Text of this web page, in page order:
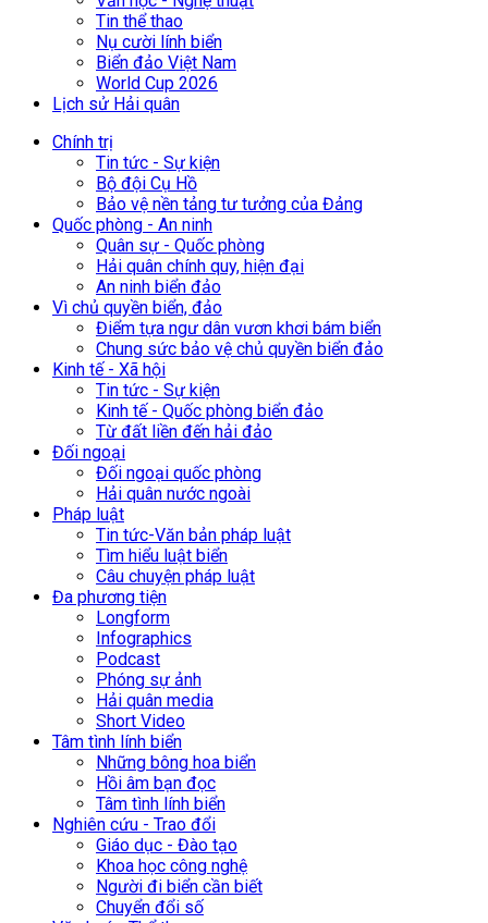
Tin thể thao
Nụ cười lính biển
Biển đảo Việt Nam
World Cup 2026
Lịch sử Hải quân
Chính trị
Tin tức - Sự kiện
Bộ đội Cụ Hồ
Bảo vệ nền tảng tư tưởng của Đảng
Quốc phòng - An ninh
Quân sự - Quốc phòng
Hải quân chính quy, hiện đại
An ninh biển đảo
Vì chủ quyền biển, đảo
Điểm tựa ngư dân vươn khơi bám biển
Chung sức bảo vệ chủ quyền biển đảo
Kinh tế - Xã hội
Tin tức - Sự kiện
Kinh tế - Quốc phòng biển đảo
Từ đất liền đến hải đảo
Đối ngoại
Đối ngoại quốc phòng
Hải quân nước ngoài
Pháp luật
Tin tức-Văn bản pháp luật
Tìm hiểu luật biển
Câu chuyện pháp luật
Đa phương tiện
Longform
Infographics
Podcast
Phóng sự ảnh
Hải quân media
Short Video
Tâm tình lính biển
Những bông hoa biển
Hồi âm bạn đọc
Tâm tình lính biển
Nghiên cứu - Trao đổi
Giáo dục - Đào tạo
Khoa học công nghệ
Người đi biển cần biết
Chuyển đổi số